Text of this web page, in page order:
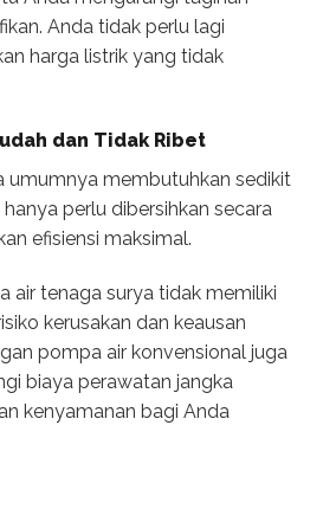
Anda tidak perlu lagi
harga listrik yang tidak
dan Tidak Ribet
umumnya membutuhkan sedikit
perlu dibersihkan secara
efisiensi maksimal.
air tenaga surya tidak memiliki
kerusakan dan keausan
pompa air konvensional juga
biaya perawatan jangka
kenyamanan bagi Anda